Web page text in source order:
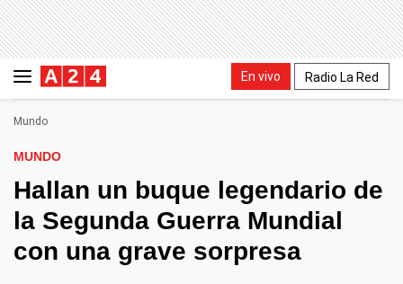
En vivo Radio La Red
Mundo
MUNDO
Hallan un buque legendario de
la Segunda Guerra Mundial
con una grave sorpresa